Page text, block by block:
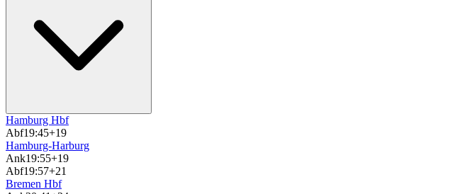
Hamburg Hbf
Abf19:45+19
Hamburg-Harburg
Ank19:55+19
Abf19:57+21
Bremen Hbf